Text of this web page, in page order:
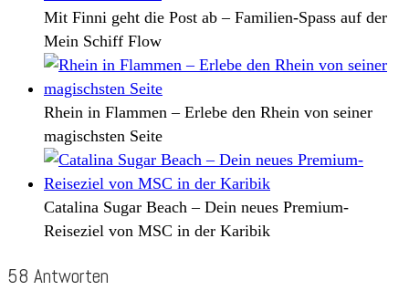
Mit Finni geht die Post ab – Familien-Spass auf der
Mein Schiff Flow
Rhein in Flammen – Erlebe den Rhein von seiner
magischsten Seite
Catalina Sugar Beach – Dein neues Premium-
Reiseziel von MSC in der Karibik
58 Antworten